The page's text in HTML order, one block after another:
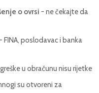
o ovrsi - ne čekajte da
- FINA, poslodavac i banka
u obračunu nisu rijetke
su otvoreni za